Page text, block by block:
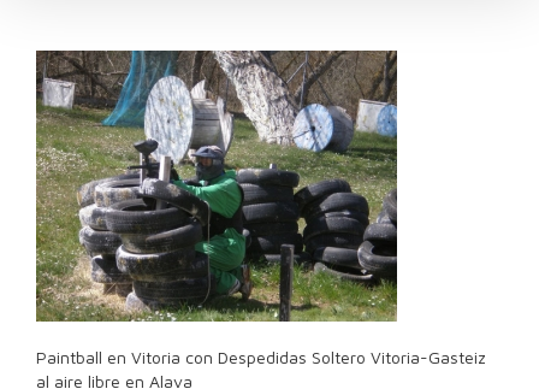
Paintball en Vitoria con Despedidas Soltero Vitoria-Gasteiz
al aire libre en Alava